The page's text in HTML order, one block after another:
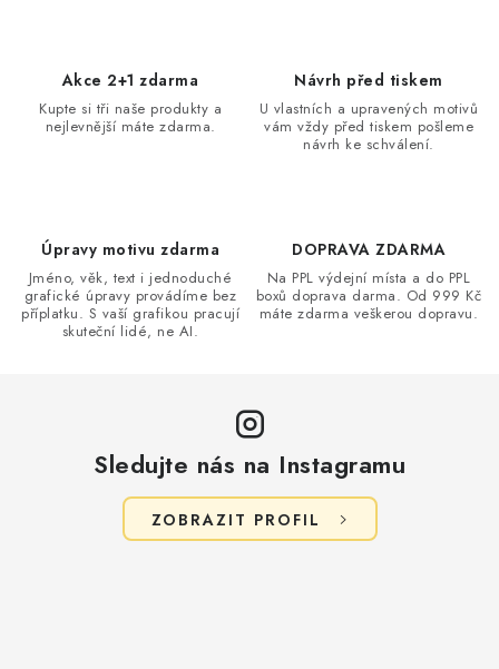
y
Akce 2+1 zdarma
Kupte si tři naše produkty a
nejlevnější máte zdarma.
Návrh před tiskem
U vlastních a upravených motivů
vám vždy před tiskem pošleme
návrh ke schválení.
Úpravy motivu zdarma
Jméno, věk, text i jednoduché
grafické úpravy provádíme bez
příplatku. S vaší grafikou pracují
skuteční lidé, ne AI.
DOPRAVA ZDARMA
Na PPL výdejní místa a do PPL
boxů doprava darma. Od 999 Kč
máte zdarma veškerou dopravu.
Sledujte nás na Instagramu
ZOBRAZIT PROFIL